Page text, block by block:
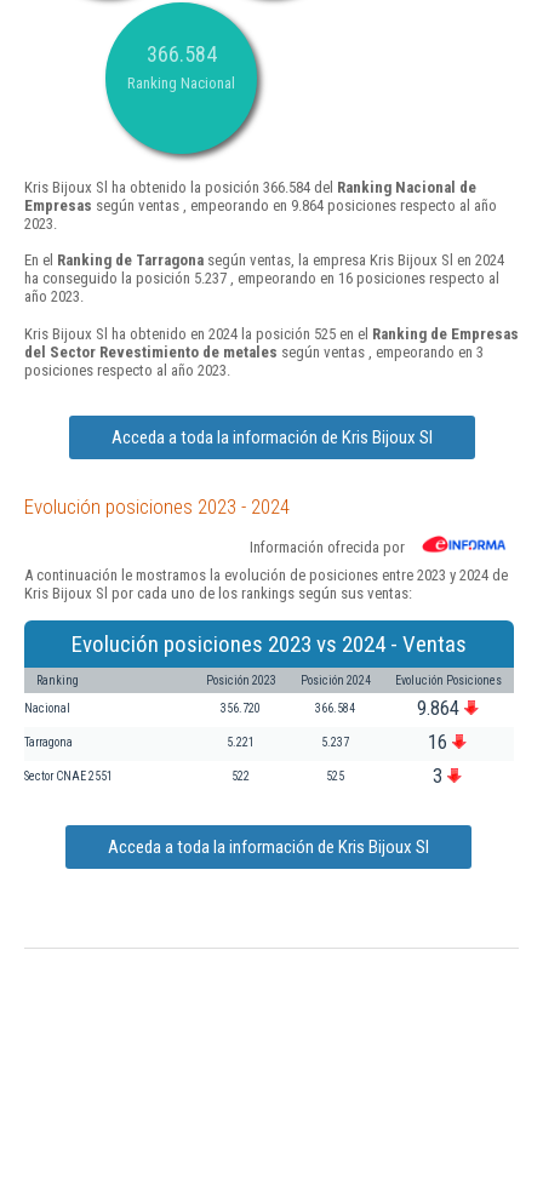
366.584
Ranking Nacional
Kris Bijoux Sl ha obtenido la posición 366.584 del Ranking Nacional de
Empresas según ventas , empeorando en 9.864 posiciones respecto al año
2023.
En el Ranking de Tarragona según ventas, la empresa Kris Bijoux Sl en 2024
ha conseguido la posición 5.237 , empeorando en 16 posiciones respecto al
año 2023.
Kris Bijoux Sl ha obtenido en 2024 la posición 525 en el Ranking de Empresas
del Sector Revestimiento de metales según ventas , empeorando en 3
posiciones respecto al año 2023.
Acceda a toda la información de Kris Bijoux Sl
Evolución posiciones 2023 - 2024
Información ofrecida por
A continuación le mostramos la evolución de posiciones entre 2023 y 2024 de
Kris Bijoux Sl por cada uno de los rankings según sus ventas:
Evolución posiciones 2023 vs 2024 - Ventas
Ranking Posición 2023 Posición 2024 Evolución Posiciones
Nacional 356.720 366.584 9.864
Tarragona 5.221 5.237 16
Sector CNAE 2551 522 525 3
Acceda a toda la información de Kris Bijoux Sl